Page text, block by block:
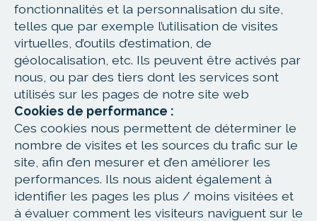
fonctionnalités et la personnalisation du site,
telles que par exemple l’utilisation de visites
virtuelles, d’outils d’estimation, de
géolocalisation, etc. Ils peuvent être activés par
nous, ou par des tiers dont les services sont
utilisés sur les pages de notre site web
Cookies de performance :
Ces cookies nous permettent de déterminer le
nombre de visites et les sources du trafic sur le
site, afin d’en mesurer et d’en améliorer les
performances. Ils nous aident également à
identifier les pages les plus / moins visitées et
à évaluer comment les visiteurs naviguent sur le